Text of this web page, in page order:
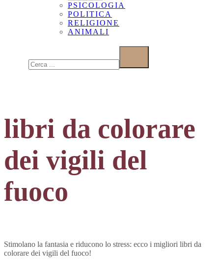
PSICOLOGIA
POLITICA
RELIGIONE
ANIMALI
libri da colorare
dei vigili del
fuoco
Stimolano la fantasia e riducono lo stress: ecco i migliori libri da
colorare dei vigili del fuoco!